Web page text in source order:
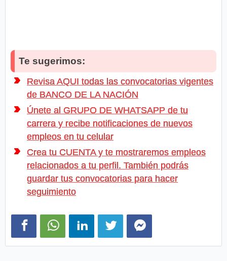
Te sugerimos:
Revisa AQUI todas las convocatorias vigentes
de BANCO DE LA NACIÓN
Únete al GRUPO DE WHATSAPP de tu
carrera y recibe notificaciones de nuevos
empleos en tu celular
Crea tu CUENTA y te mostraremos empleos
relacionados a tu perfil. También podrás
guardar tus convocatorias para hacer
seguimiento